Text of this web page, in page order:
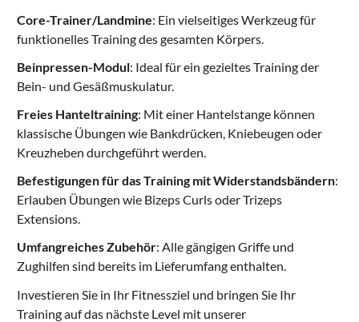
Core-Trainer/Landmine: Ein vielseitiges Werkzeug für
funktionelles Training des gesamten Körpers.
Beinpressen-Modul: Ideal für ein gezieltes Training der
Bein- und Gesäßmuskulatur.
Freies Hanteltraining: Mit einer Hantelstange können
klassische Übungen wie Bankdrücken, Kniebeugen oder
Kreuzheben durchgeführt werden.
Befestigungen für das Training mit Widerstandsbändern:
Erlauben Übungen wie Bizeps Curls oder Trizeps
Extensions.
Umfangreiches Zubehör: Alle gängigen Griffe und
Zughilfen sind bereits im Lieferumfang enthalten.
Investieren Sie in Ihr Fitnessziel und bringen Sie Ihr
Training auf das nächste Level mit unserer